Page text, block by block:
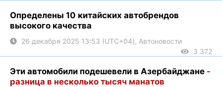
Определены 10 китайских автобрендов
высокого качества
26 декабря 2025 13:53 (UTC+04), Автоновости
3 372
Эти автомобили подешевели в Азербайджане -
разница в несколько тысяч манатов